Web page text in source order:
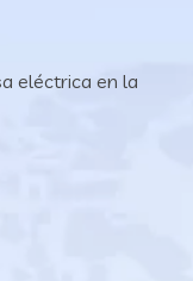
eléctrica en la